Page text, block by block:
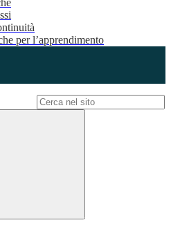
per l’apprendimento